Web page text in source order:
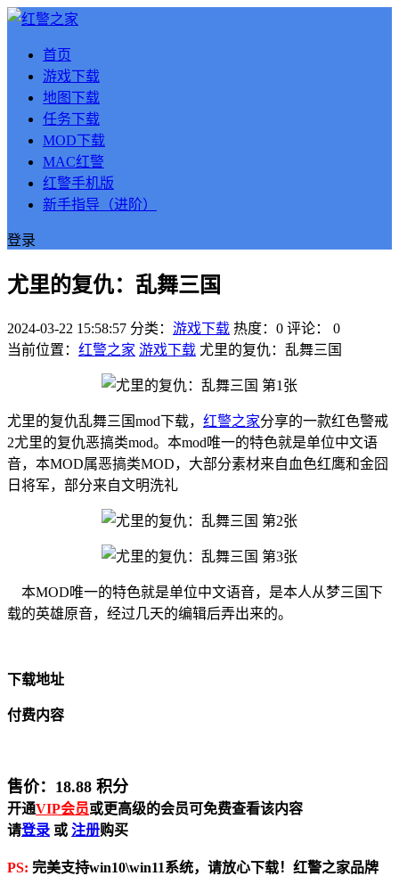
首页
游戏下载
地图下载
任务下载
MOD下载
MAC红警
红警手机版
新手指导（进阶）
登录
尤里的复仇：乱舞三国
2024-03-22 15:58:57 分类： 游戏下载 热度：0 评论：
0
当前位置： 红警之家 游戏下载 尤里的复仇：乱舞三国
尤里的复仇乱舞三国mod下载， 红警之家分享的一款红色警戒
2尤里的复仇恶搞类mod。本mod唯一的特色就是单位中文语
音，本MOD属恶搞类MOD，大部分素材来自血色红鹰和金囧
日将军，部分来自文明洗礼
本MOD唯一的特色就是单位中文语音，是本人从梦三国下
载的英雄原音，经过几天的编辑后弄出来的。
下载地址
付费内容
售价： 18.88 积分
开通VIP会员或更高级的会员可免费查看该内容
请登录 或 注册购买
PS: 完美支持win10\win11系统，请放心下载！红警之家品牌